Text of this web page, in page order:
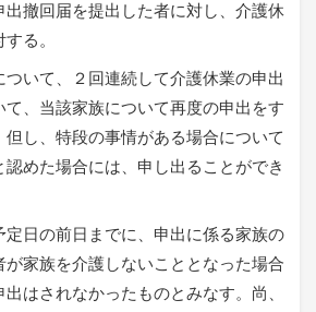
出撤回届を提出した者に対し、介護休
る。
ついて、２回連続して介護休業の申出
て、当該家族について再度の申出をす
但し、特段の事情がある場合について
めた場合には、申し出ることができ
定日の前日までに、申出に係る家族の
家族を介護しないこととなった場合
はされなかったものとみなす。尚、